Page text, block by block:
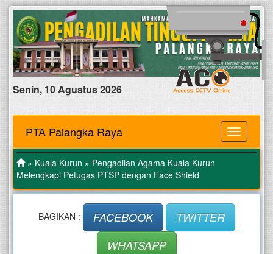
Senin, 10 Agustus 2026
MENU
PTA Palangka Raya
» Kuala Kurun » Pengadilan Agama Kuala Kurun
Melengkapi Petugas PTSP dengan Face Shield
BAGIKAN : FACEBOOK
TWITTER
WHATSAPP